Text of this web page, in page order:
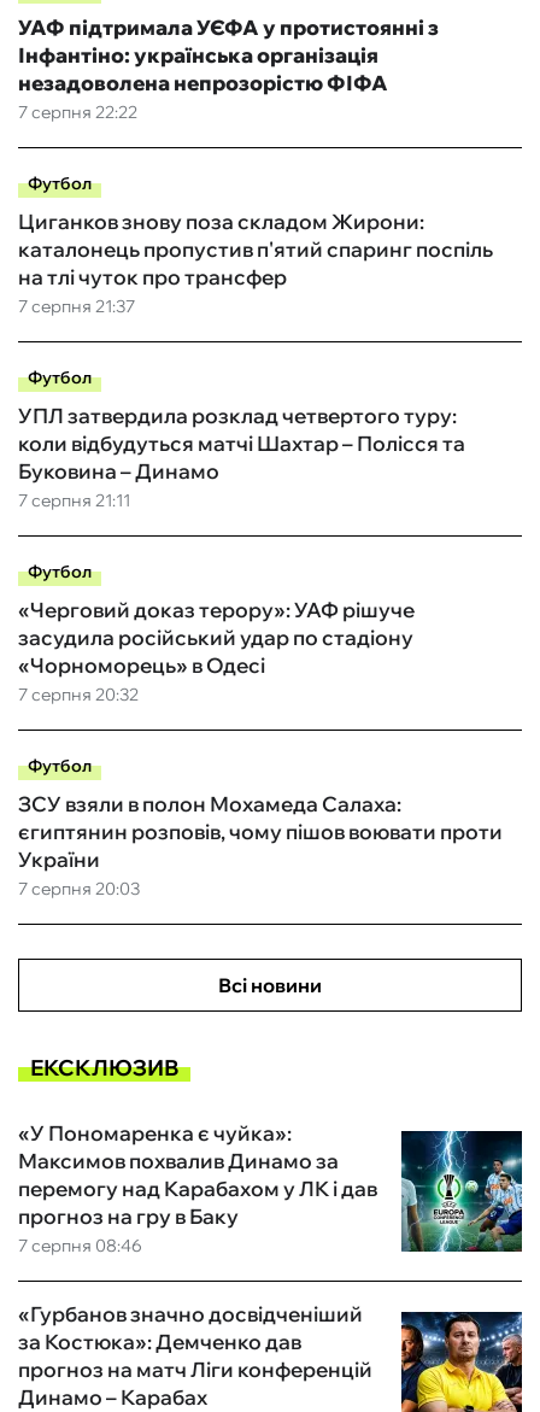
7 серпня 22:22
УАФ підтримала УЄФА у протистоянні з
Інфантіно: українська організація
незадоволена непрозорістю ФІФА
Футбол
7 серпня 21:37
Циганков знову поза складом Жирони:
каталонець пропустив п'ятий спаринг поспіль
на тлі чуток про трансфер
Футбол
7 серпня 21:11
УПЛ затвердила розклад четвертого туру:
коли відбудуться матчі Шахтар – Полісся та
Буковина – Динамо
Футбол
7 серпня 20:32
«Черговий доказ терору»: УАФ рішуче
засудила російський удар по стадіону
«Чорноморець» в Одесі
Футбол
7 серпня 20:03
ЗСУ взяли в полон Мохамеда Салаха:
єгиптянин розповів, чому пішов воювати проти
України
Всі новини
ЕКСКЛЮЗИВ
7 серпня 08:46
«У Пономаренка є чуйка»:
Максимов похвалив Динамо за
перемогу над Карабахом у ЛК і дав
прогноз на гру в Баку
«Гурбанов значно досвідченіший
за Костюка»: Демченко дав
прогноз на матч Ліги конференцій
Динамо – Карабах